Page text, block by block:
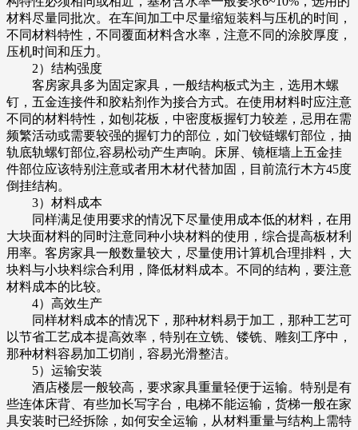
材料尽量同批次。在车间加工中尽量缩短装料与压机的时间，
不同材料特性，不同覆面材料含水率，注意不同的涂胶厚度，
压机时间和压力。
2）结构强度
客房家具多为固定家具，一般结构板式为主，选用木螺
钉，五金连接件和胶粘剂作为接合方式。在使用材料时应注意
不同的材料特性，如刨花板，中密度板握钉力较差，忌用在需
频繁活动或需要较强的握钉力的部位，如门铰链螺钉部位，抽
轨底轨螺钉部位,容易松动产生声响。床屏、镜框墙上五金挂
件部位应该特别注意或者用木材代替加固，目前流行木方45度
倒挂结构。
3）材料成本
同样满足使用要求的情况下尽量使用成本低的材料，在用
大块面材料的同时注意同种小块材料的使用，综合提高板材利
用率。客房家具一般数量较大，尽量使用计算机合理排料，大
块料与小块料综合利用，降低材料成本。不同的结构，要注意
材料成本的比较。
4）高效生产
同样材料成本的情况下，那种材料易于加工，那种工艺可
以节省工艺成本提高效率，特别在立铣、镂铣、雕刻工序中，
那种材料容易加工切削，容易光滑整洁。
5）运输安装
酒店楼层一般较高，要求家具重量轻便于运输。特别是有
些连体床背、有些加长写字台，电梯不能运输，货梯一般在家
具安装时已经拆除，如何安全运输，从材料重量与结构上需特